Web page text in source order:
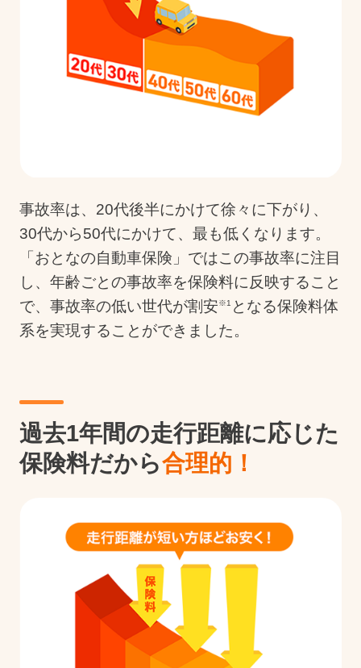
事故率は、20代後半にかけて徐々に下がり、
30代から50代にかけて、最も低くなります。
「おとなの自動車保険」ではこの事故率に注目
し、年齢ごとの事故率を保険料に反映すること
で、事故率の低い世代が割安※1 となる保険料体
系を実現することができました。
過去1年間の走行距離に応じた
保険料だから合理的！